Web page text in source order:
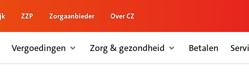
ZZP Zorgaanbieder Over CZ
Vergoedingen Zorg & gezondheid Betalen